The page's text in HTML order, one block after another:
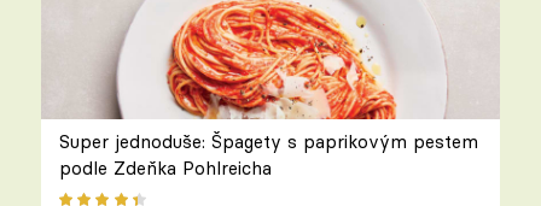
Super jednoduše: Špagety s paprikovým pestem
podle Zdeňka Pohlreicha